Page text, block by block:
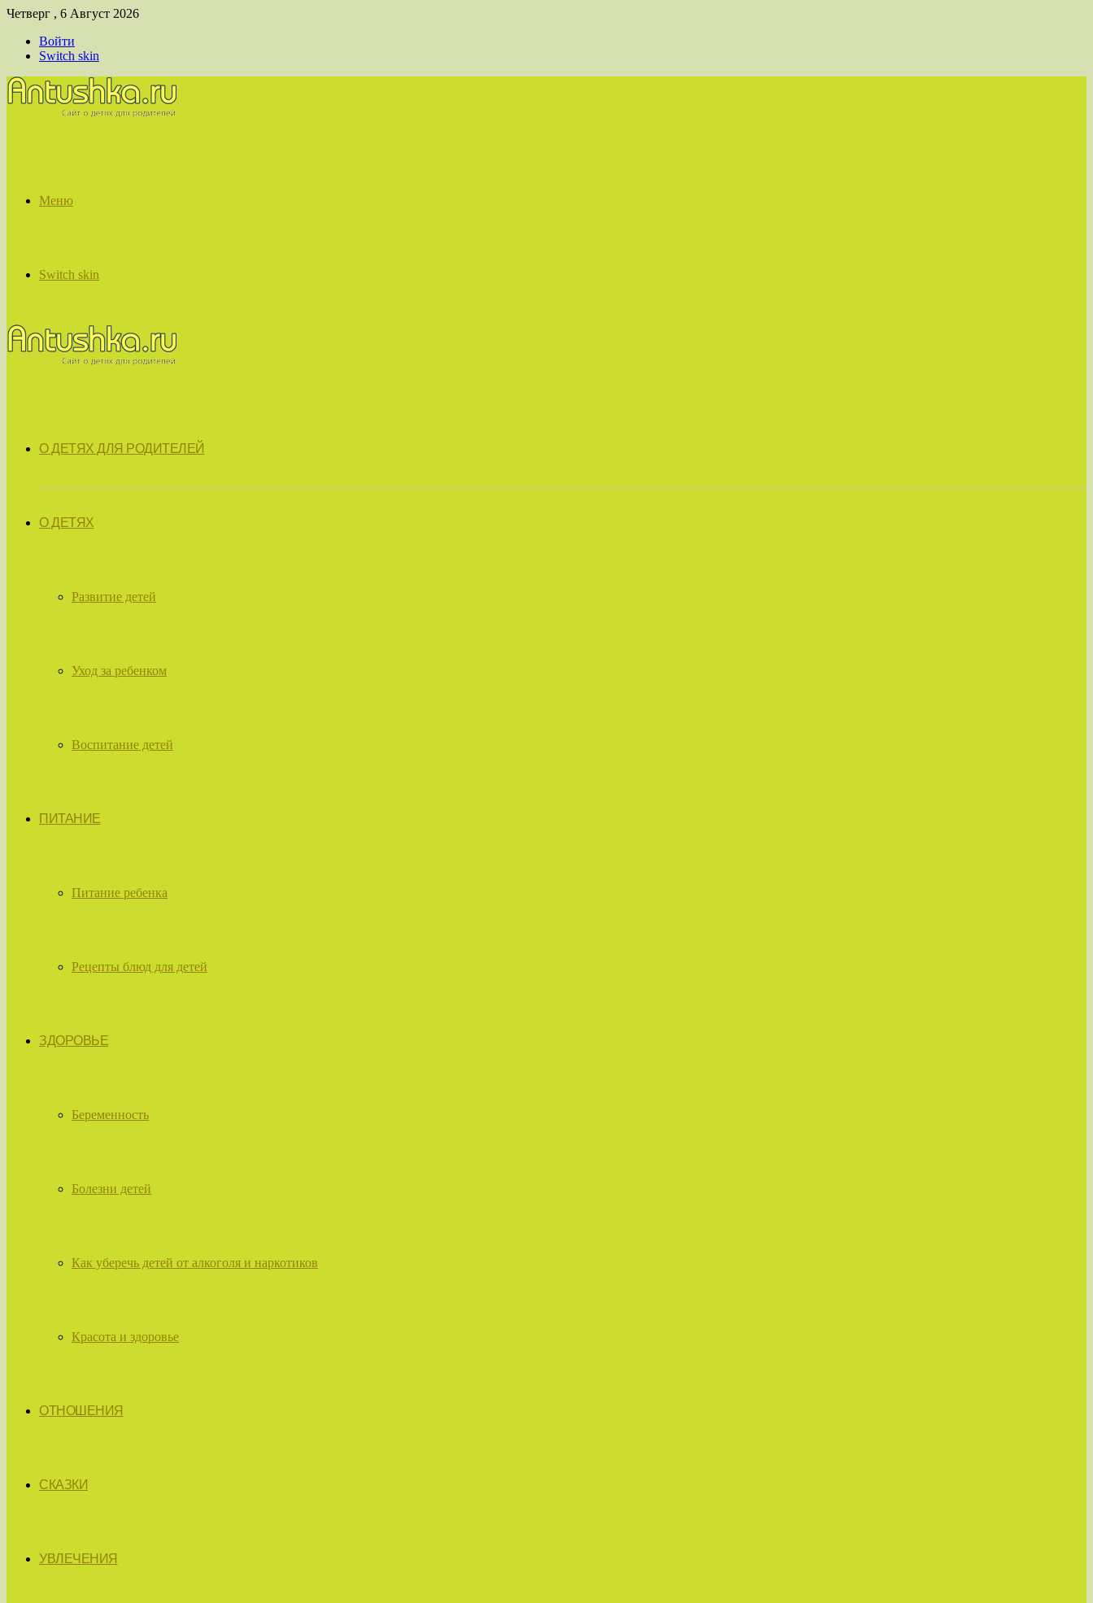
Четверг , 6 Август 2026
Войти
Switch skin
Меню
Switch skin
О ДЕТЯХ ДЛЯ РОДИТЕЛЕЙ
О ДЕТЯХ
Развитие детей
Уход за ребенком
Воспитание детей
ПИТАНИЕ
Питание ребенка
Рецепты блюд для детей
ЗДОРОВЬЕ
Беременность
Болезни детей
Как уберечь детей от алкоголя и наркотиков
Красота и здоровье
ОТНОШЕНИЯ
СКАЗКИ
УВЛЕЧЕНИЯ